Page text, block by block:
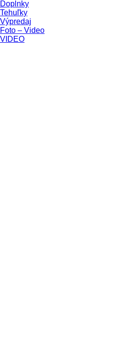
Doplnky
Tehuľky
Výpredaj
Foto – Video
VIDEO